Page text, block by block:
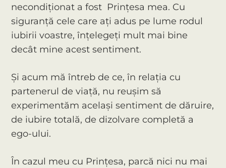
necondiționat a fost Prințesa mea. Cu
siguranță cele care ați adus pe lume rodul
iubirii voastre, înțelegeți mult mai bine
decât mine acest sentiment.
Și acum mă întreb de ce, în relația cu
partenerul de viață, nu reușim să
experimentăm același sentiment de dăruire,
de iubire totală, de dizolvare completă a
ego-ului.
În cazul meu cu Prințesa, parcă nici nu mai